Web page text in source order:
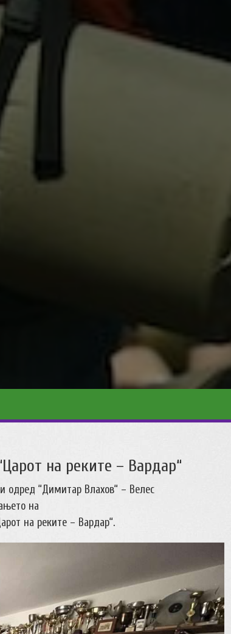
на реките – Вардар“
одред “Димитар Влахов“ – Велес
на
на реките – Вардар“.